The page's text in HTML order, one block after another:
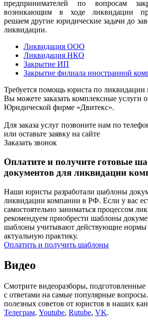
предпринимателей по вопросам
возникающим в ходе ликвидации
решаем другие юридические задачи до
ликвидации.
Ликвидация ООО
Ликвидация НКО
Закрытие ИП
Закрытие филиала иностранной
Требуется помощь юриста по ликвидации
Вы можете заказать комплексные услуги
Юридической фирме «Двитекс».
Для заказа услуг позвоните нам по
или оставьте заявку на сайте
Заказать звонок
Оплатите и получите готовые
документов для ликвидации
Наши юристы разработали шаблоны
ликвидации компании в РФ. Если у вас
самостоятельно заниматься процессом
рекомендуем приобрести шаблоны
шаблоны учитывают действующие нормы
актуальную практику.
Оплатить и получить шаблоны
Видео
Смотрите видеоразборы,
с ответами на самые популярные
полезных советов от юристов в наших
Телеграм, Youtube, Rutube, VK.